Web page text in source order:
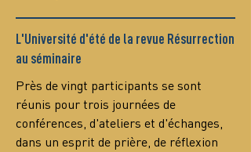
L'Université d'été de la revue Résurrection
au séminaire
Près de vingt participants se sont
réunis pour trois journées de
conférences, d'ateliers et d'échanges,
dans un esprit de prière, de réflexion